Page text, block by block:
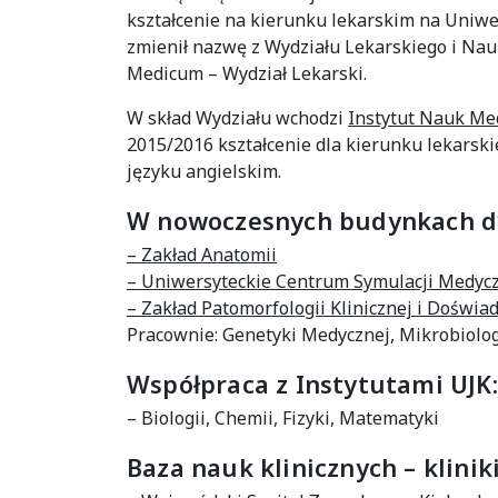
kształcenie na kierunku lekarskim na
zmienił nazwę z Wydziału Lekarskiego i
Medicum – Wydział Lekarski.
W skład Wydziału wchodzi Instytut Nauk
2015/2016 kształcenie dla kierunku
języku angielskim.
W nowoczesnych budynkach
– Zakład Anatomii
– Uniwersyteckie Centrum Symulacji
– Zakład Patomorfologii Klinicznej i
Pracownie: Genetyki Medycznej,
Współpraca z Instytutami UJK:
– Biologii, Chemii, Fizyki, Matematyki
Baza nauk klinicznych –